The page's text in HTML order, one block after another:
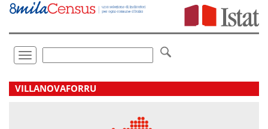
Vai
direttamente
Toggle
navigation
.
VILLANOVAFORRU